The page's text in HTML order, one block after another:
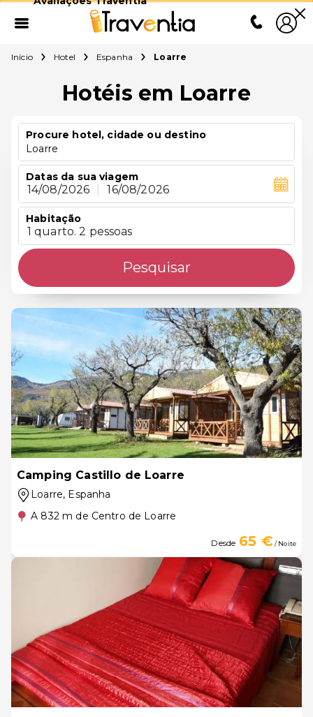
Início Hotel Espanha Loarre
Hotéis em Loarre
Procure hotel, cidade ou destino
Loarre
Datas da sua viagem
14/08/2026 16/08/2026
Habitação
1 quarto. 2 pessoas
Pesquisar
Camping Castillo de Loarre
Loarre, Espanha
A 832 m de Centro de Loarre
Desde 65 €/ Noite